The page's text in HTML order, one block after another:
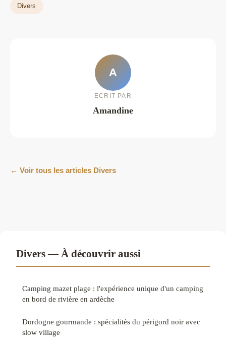
Divers
A
ECRIT PAR
Amandine
← Voir tous les articles Divers
Divers — À découvrir aussi
Camping mazet plage : l'expérience unique d'un camping
en bord de rivière en ardèche
Dordogne gourmande : spécialités du périgord noir avec
slow village